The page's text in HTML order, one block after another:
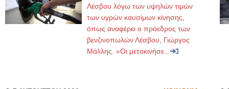
Λέσβου λόγω των υψηλών τιμών
των υγρών καυσίμων κίνησης,
όπως αναφέρει ο πρόεδρος των
βενζινοπωλών Λέσβου, Γιώργος
Μάλλης. «Οι μετακινήσε...